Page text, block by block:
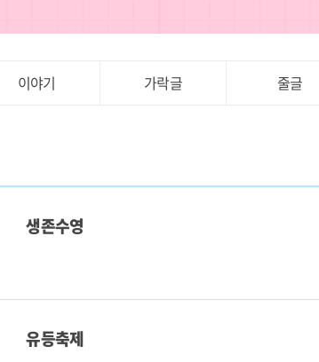
이야기 가락글 줄글
생존수영
유등축제